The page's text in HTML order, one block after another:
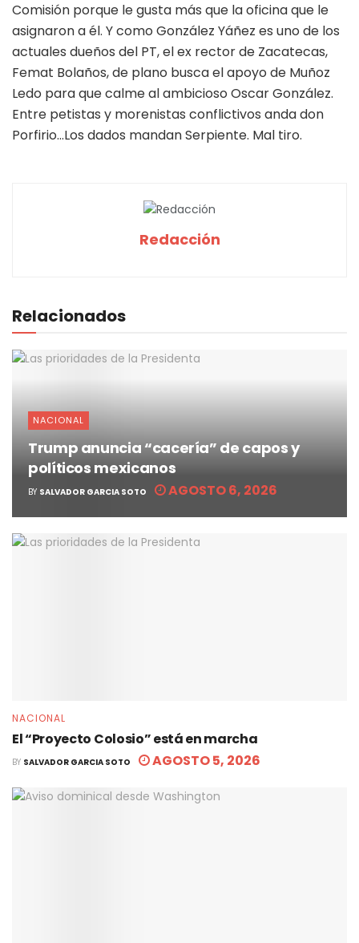
Comisión porque le gusta más que la oficina que le
asignaron a él. Y como González Yáñez es uno de los
actuales dueños del PT, el ex rector de Zacatecas,
Femat Bolaños, de plano busca el apoyo de Muñoz
Ledo para que calme al ambicioso Oscar González.
Entre petistas y morenistas conflictivos anda don
Porfirio…Los dados mandan Serpiente. Mal tiro.
Redacción
Relacionados
NACIONAL
Trump anuncia “cacería” de capos y
políticos mexicanos
BY SALVADOR GARCIA SOTO AGOSTO 6, 2026
NACIONAL
El “Proyecto Colosio” está en marcha
BY SALVADOR GARCIA SOTO AGOSTO 5, 2026